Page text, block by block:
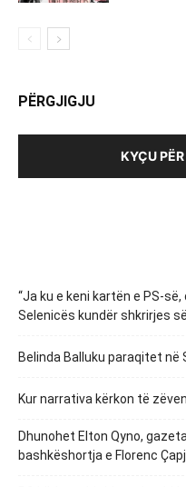
PËRGJIGJU
KYÇU
“Ja ku e keni kartën e PS-
Selenicës kundër shkrirjes
Belinda Balluku paraqitet në
Kur narrativa kërkon të
Dhunohet Elton Qyno,
bashkëshortja e Florenc